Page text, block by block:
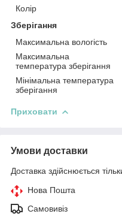
Колір
Зберігання
Максимальна вологість
Максимальна
температура зберігання
Мінімальна температура
зберігання
Приховати
Умови доставки
Доставка здійснюється
Нова Пошта
Самовивіз